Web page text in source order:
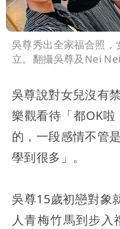
吳尊秀出全家福合照
立。翻攝吳尊及Nei
吳尊說對女兒沒有
樂觀看待「都OK
的，一段感情不管
學到很多」。
吳尊15歲初戀對象
人青梅竹馬到步入